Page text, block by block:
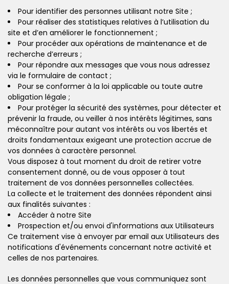
Pour identifier des personnes utilisant notre Site ;
Pour réaliser des statistiques relatives à l’utilisation du
site et d’en améliorer le fonctionnement ;
Pour procéder aux opérations de maintenance et de
recherche d’erreurs ;
Pour répondre aux messages que vous nous adressez
via le formulaire de contact ;
Pour se conformer à la loi applicable ou toute autre
obligation légale ;
Pour protéger la sécurité des systèmes, pour détecter et
prévenir la fraude, ou veiller à nos intérêts légitimes, sans
méconnaître pour autant vos intérêts ou vos libertés et
droits fondamentaux exigeant une protection accrue de
vos données à caractère personnel.
Vous disposez à tout moment du droit de retirer votre
consentement donné, ou de vous opposer à tout
traitement de vos données personnelles collectées.
La collecte et le traitement des données répondent ainsi
aux finalités suivantes :
Accéder à notre Site
Prospection et/ou envoi d'informations aux Utilisateurs
Ce traitement vise à envoyer par email aux Utilisateurs des
notifications d'événements concernant notre activité et
celles de nos partenaires.
Les données personnelles que vous communiquez sont